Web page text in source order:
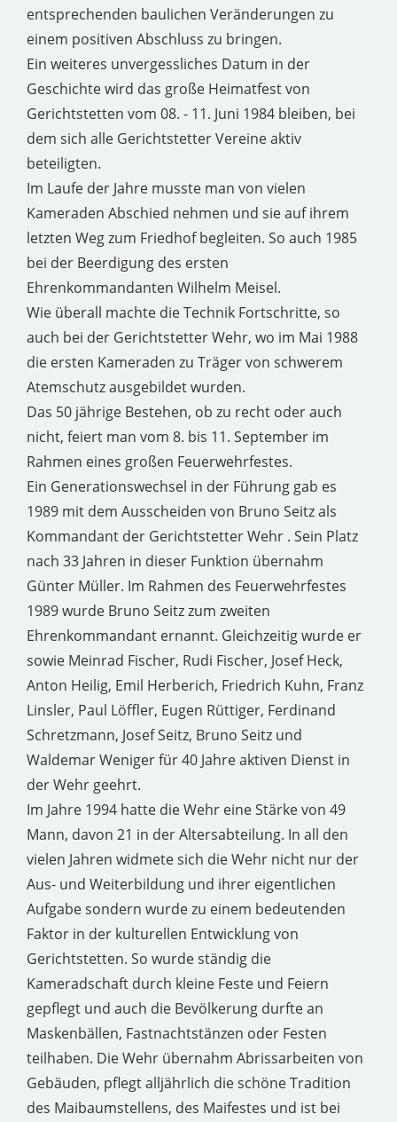
entsprechenden baulichen Veränderungen zu
einem positiven Abschluss zu bringen.
Ein weiteres unvergessliches Datum in der
Geschichte wird das große Heimatfest von
Gerichtstetten vom 08. - 11. Juni 1984 bleiben, bei
dem sich alle Gerichtstetter Vereine aktiv
beteiligten.
Im Laufe der Jahre musste man von vielen
Kameraden Abschied nehmen und sie auf ihrem
letzten Weg zum Friedhof begleiten. So auch 1985
bei der Beerdigung des ersten
Ehrenkommandanten Wilhelm Meisel.
Wie überall machte die Technik Fortschritte, so
auch bei der Gerichtstetter Wehr, wo im Mai 1988
die ersten Kameraden zu Träger von schwerem
Atemschutz ausgebildet wurden.
Das 50 jährige Bestehen, ob zu recht oder auch
nicht, feiert man vom 8. bis 11. September im
Rahmen eines großen Feuerwehrfestes.
Ein Generationswechsel in der Führung gab es
1989 mit dem Ausscheiden von Bruno Seitz als
Kommandant der Gerichtstetter Wehr . Sein Platz
nach 33 Jahren in dieser Funktion übernahm
Günter Müller. Im Rahmen des Feuerwehrfestes
1989 wurde Bruno Seitz zum zweiten
Ehrenkommandant ernannt. Gleichzeitig wurde er
sowie Meinrad Fischer, Rudi Fischer, Josef Heck,
Anton Heilig, Emil Herberich, Friedrich Kuhn, Franz
Linsler, Paul Löffler, Eugen Rüttiger, Ferdinand
Schretzmann, Josef Seitz, Bruno Seitz und
Waldemar Weniger für 40 Jahre aktiven Dienst in
der Wehr geehrt.
Im Jahre 1994 hatte die Wehr eine Stärke von 49
Mann, davon 21 in der Altersabteilung. In all den
vielen Jahren widmete sich die Wehr nicht nur der
Aus- und Weiterbildung und ihrer eigentlichen
Aufgabe sondern wurde zu einem bedeutenden
Faktor in der kulturellen Entwicklung von
Gerichtstetten. So wurde ständig die
Kameradschaft durch kleine Feste und Feiern
gepflegt und auch die Bevölkerung durfte an
Maskenbällen, Fastnachtstänzen oder Festen
teilhaben. Die Wehr übernahm Abrissarbeiten von
Gebäuden, pflegt alljährlich die schöne Tradition
des Maibaumstellens, des Maifestes und ist bei